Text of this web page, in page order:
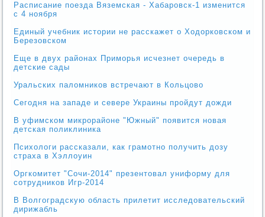
Расписание поезда Вяземская - Хабаровск-1 изменится
с 4 ноября
Единый учебник истории не расскажет о Ходорковском и
Березовском
Еще в двух районах Приморья исчезнет очередь в
детские сады
Уральских паломников встречают в Кольцово
Сегодня на западе и севере Украины пройдут дожди
В уфимском микрорайоне "Южный" появится новая
детская поликлиника
Психологи рассказали, как грамотно получить дозу
страха в Хэллоуин
Оргкомитет "Сочи-2014" презентовал униформу для
сотрудников Игр-2014
В Волгоградскую область прилетит исследовательский
дирижабль